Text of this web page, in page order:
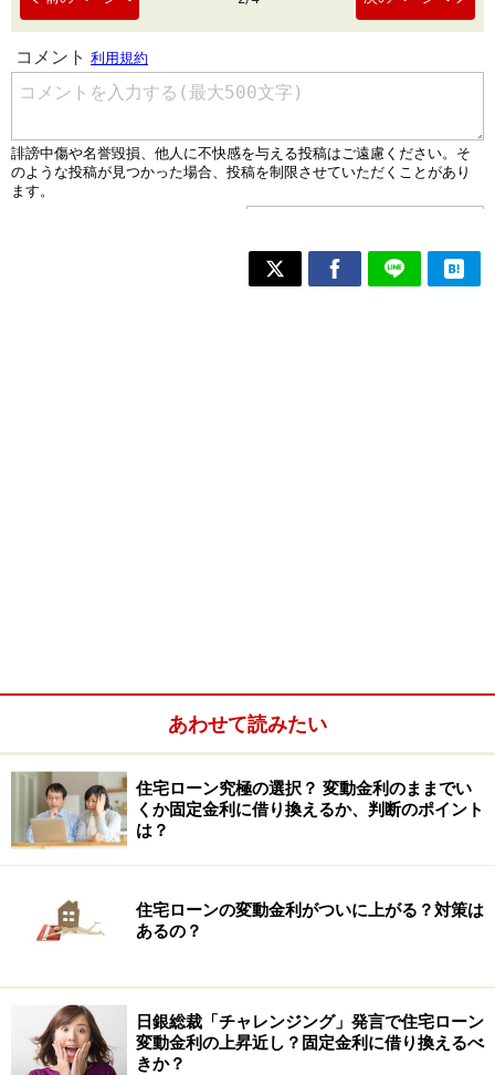
あわせて読みたい
住宅ローン究極の選択？ 変動金利のままでい
くか固定金利に借り換えるか、判断のポイント
は？
住宅ローンの変動金利がついに上がる？対策は
あるの？
日銀総裁「チャレンジング」発言で住宅ローン
変動金利の上昇近し？固定金利に借り換えるべ
きか？